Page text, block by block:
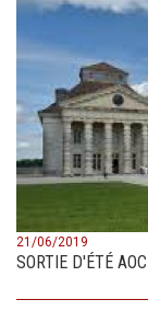
21/06/2019
SORTIE D'ÉTÉ